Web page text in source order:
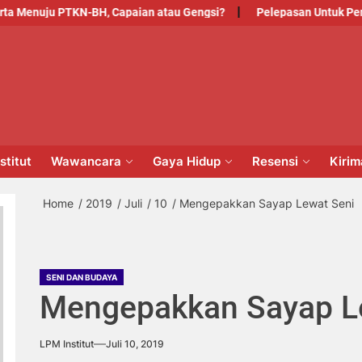
PTKN-BH, Capaian atau Gengsi? Pelepasan Untuk
Wawancara Gaya Hidup Resensi
Home 2019 Juli 10 Mengepakkan Sayap Lewat Seni
SENI DAN BUDAYA
Mengepakkan Sayap
LPM Institut Juli 10, 2019